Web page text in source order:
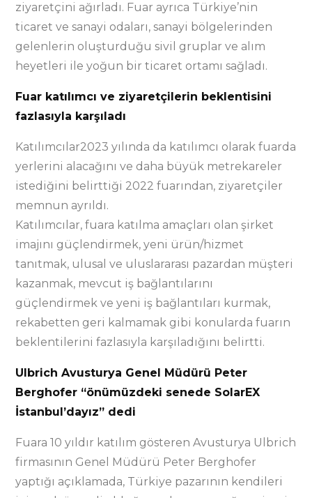
ziyaretçini ağırladı. Fuar ayrıca Türkiye’nin
ticaret ve sanayi odaları, sanayi bölgelerinden
gelenlerin oluşturduğu sivil gruplar ve alım
heyetleri ile yoğun bir ticaret ortamı sağladı.
Fuar katılımcı ve ziyaretçilerin beklentisini
fazlasıyla karşıladı
Katılımcılar2023 yılında da katılımcı olarak fuarda
yerlerini alacağını ve daha büyük metrekareler
istediğini belirttiği 2022 fuarından, ziyaretçiler
memnun ayrıldı.
Katılımcılar, fuara katılma amaçları olan şirket
imajını güçlendirmek, yeni ürün/hizmet
tanıtmak, ulusal ve uluslararası pazardan müşteri
kazanmak, mevcut iş bağlantılarını
güçlendirmek ve yeni iş bağlantıları kurmak,
rekabetten geri kalmamak gibi konularda fuarın
beklentilerini fazlasıyla karşıladığını belirtti.
Ulbrich Avusturya Genel Müdürü Peter
Berghofer “önümüzdeki senede SolarEX
İstanbul’dayız” dedi
Fuara 10 yıldır katılım gösteren Avusturya Ulbrich
firmasının Genel Müdürü Peter Berghofer
yaptığı açıklamada, Türkiye pazarının kendileri